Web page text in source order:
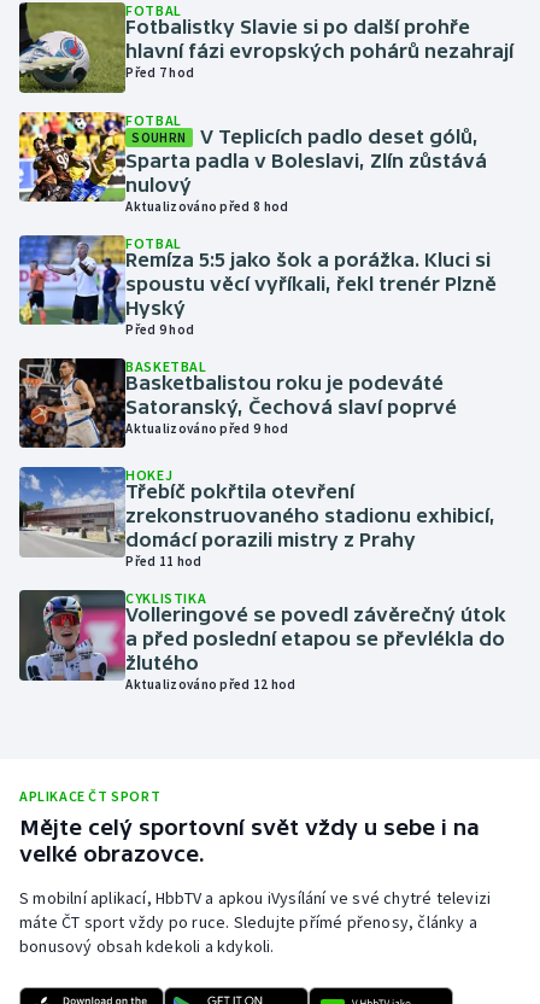
Gymnastika
Házená
Jezdectví
Judo
Krasobruslení
Lezení
Lyže a snowboard
Moderní pětiboj
Motorsport
Olympijské hry
Parasport
Plavání
Ragby
Rychlobruslení
Rychlostní kanoistika
Short track
FOTBAL
Fotbalistky Slavie si po další prohře
hlavní fázi evropských pohárů nezahrají
Před 7 hod
FOTBAL
SOUHRN
V Teplicích padlo deset gólů,
Sparta padla v Boleslavi, Zlín zůstává
nulový
Aktualizováno před 8 hod
FOTBAL
Remíza 5:5 jako šok a porážka. Kluci si
spoustu věcí vyříkali, řekl trenér Plzně
Hyský
Před 9 hod
BASKETBAL
Basketbalistou roku je podeváté
Satoranský, Čechová slaví poprvé
Aktualizováno před 9 hod
HOKEJ
Třebíč pokřtila otevření
zrekonstruovaného stadionu exhibicí,
domácí porazili mistry z Prahy
Před 11 hod
CYKLISTIKA
Volleringové se povedl závěrečný útok
a před poslední etapou se převlékla do
žlutého
Aktualizováno před 12 hod
APLIKACE ČT SPORT
Mějte celý sportovní svět vždy u sebe i na
velké obrazovce.
S mobilní aplikací, HbbTV a apkou iVysílání ve své chytré televizi
máte ČT sport vždy po ruce. Sledujte přímé přenosy, články a
bonusový obsah kdekoli a kdykoli.